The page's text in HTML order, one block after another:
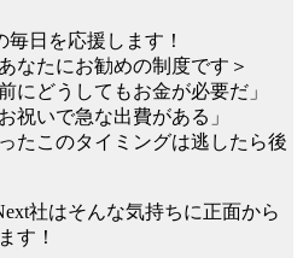
毎日を応援します！
なたにお勧めの制度です＞
にどうしてもお金が必要だ」
祝いで急な出費がある」
ったこのタイミングは逃したら後
社はそんな気持ちに正面から
す！